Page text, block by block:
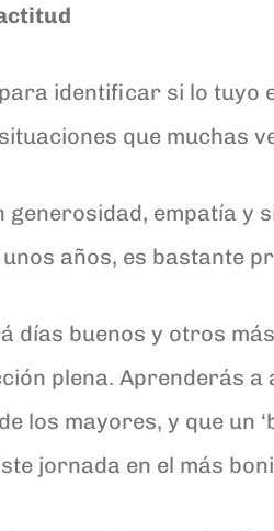
identificar si lo tuyo
que muchas
generosidad, empatía y
años, es bastante
días buenos y otros
plena. Aprenderás
los mayores, y que un
jornada en el más